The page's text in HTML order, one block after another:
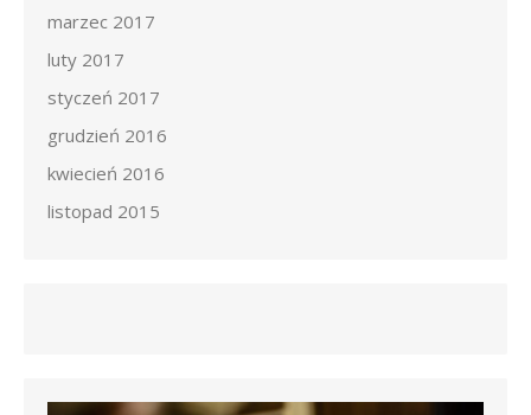
marzec 2017
luty 2017
styczeń 2017
grudzień 2016
kwiecień 2016
listopad 2015